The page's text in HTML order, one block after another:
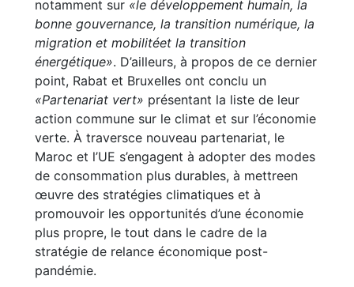
notamment sur «le développement humain, la
bonne gouvernance, la transition numérique, la
migration et mobilitéet la transition
énergétique». D’ailleurs, à propos de ce dernier
point, Rabat et Bruxelles ont conclu un
«Partenariat vert» présentant la liste de leur
action commune sur le climat et sur l’économie
verte. À traversce nouveau partenariat, le
Maroc et l’UE s’engagent à adopter des modes
de consommation plus durables, à mettreen
œuvre des stratégies climatiques et à
promouvoir les opportunités d’une économie
plus propre, le tout dans le cadre de la
stratégie de relance économique post-
pandémie.